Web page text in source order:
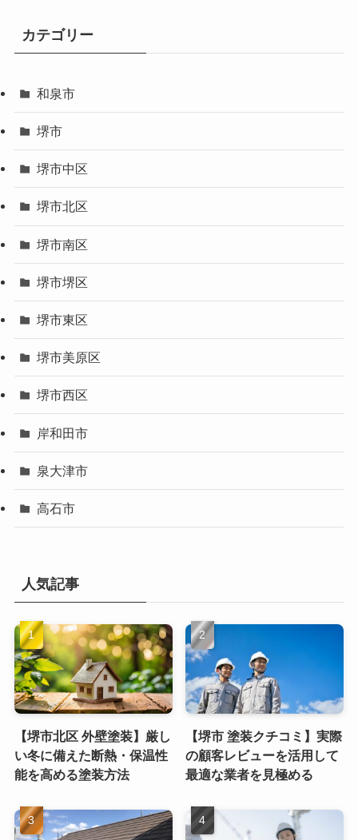
カテゴリー
和泉市
堺市
堺市中区
堺市北区
堺市南区
堺市堺区
堺市東区
堺市美原区
堺市西区
岸和田市
泉大津市
高石市
人気記事
【堺市北区 外壁塗装】厳し
い冬に備えた断熱・保温性
能を高める塗装方法
【堺市 塗装クチコミ】実際
の顧客レビューを活用して
最適な業者を見極める